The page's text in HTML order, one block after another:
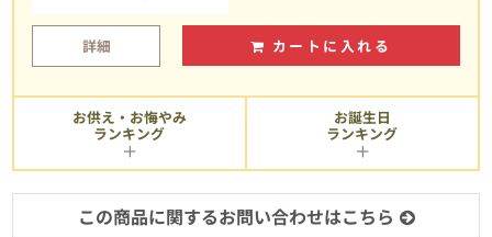
詳細 カートに入れる
お供え・お悔やみ
ランキング
お誕生日
ランキング
この商品に関するお問い合わせはこちら